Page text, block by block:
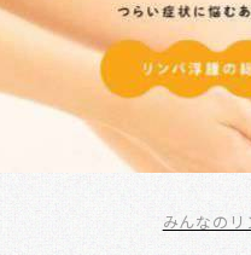
みんなの